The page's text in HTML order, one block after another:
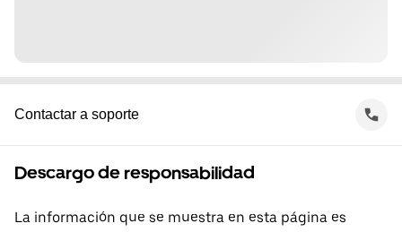
Contactar a soporte
Descargo de responsabilidad
La información que se muestra en esta página es